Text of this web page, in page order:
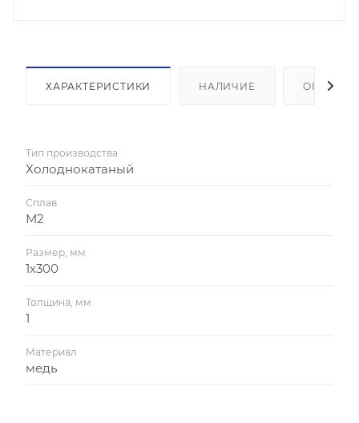
ХАРАКТЕРИСТИКИ НАЛИЧИЕ ОПЛАТА
Тип производства
Холоднокатаный
Сплав
М2
Размер, мм
1х300
Толщина, мм
1
Материал
медь